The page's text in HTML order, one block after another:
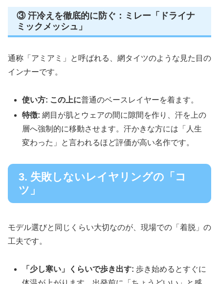
③ 汗冷えを徹底的に防ぐ：ミレー「ドライナ
ミックメッシュ」
通称「アミアミ」と呼ばれる、網タイツのような見た目の
インナーです。
使い方: この上に普通のベースレイヤーを着ます。
特徴: 網目が肌とウェアの間に隙間を作り、汗を上の
層へ強制的に移動させます。汗かきな方には「人生
変わった」と言われるほど評価が高い名作です。
3. 失敗しないレイヤリングの「コ
ツ」
モデル選びと同じくらい大切なのが、現場での「着脱」の
工夫です。
「少し寒い」くらいで歩き出す: 歩き始めるとすぐに